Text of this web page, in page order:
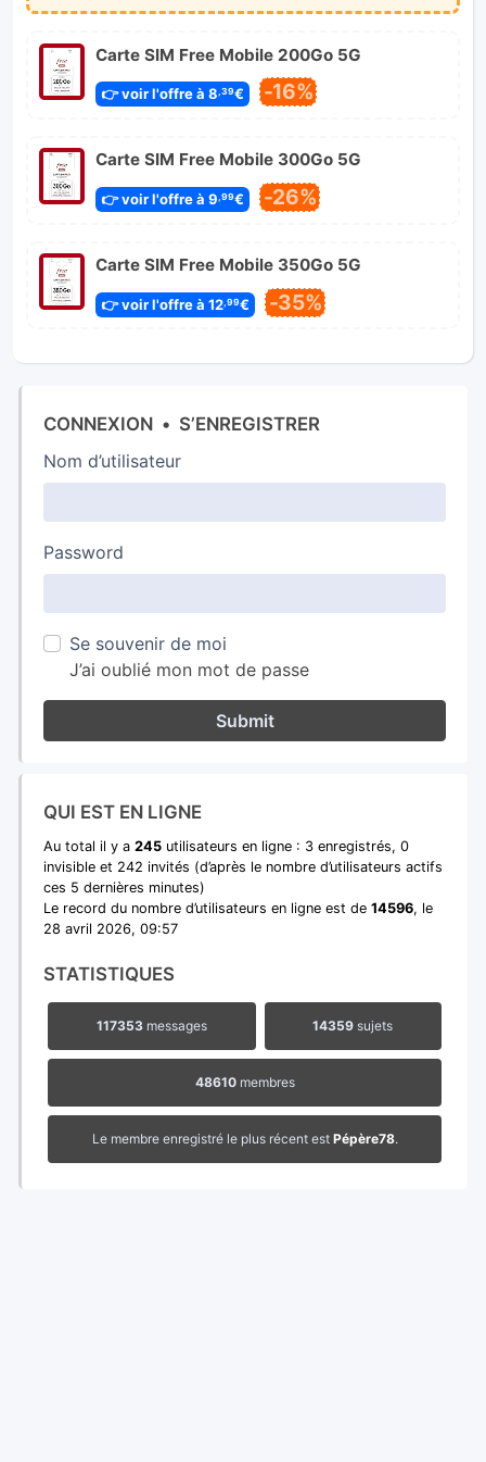
Carte SIM Free Mobile 200Go 5G
👉 voir l'offre à 8,39€ -16%
Carte SIM Free Mobile 300Go 5G
👉 voir l'offre à 9 ,99€ -26%
Carte SIM Free Mobile 350Go 5G
👉 voir l'offre à 12,99€ -35%
CONNEXION • S’ENREGISTRER
Nom d’utilisateur
Password
Se souvenir de moi
J’ai oublié mon mot de passe
Submit
QUI EST EN LIGNE
Au total il y a 245 utilisateurs en ligne : 3 enregistrés, 0
invisible et 242 invités (d’après le nombre d’utilisateurs actifs
ces 5 dernières minutes)
Le record du nombre d’utilisateurs en ligne est de 14596, le
28 avril 2026, 09:57
STATISTIQUES
117353messages 14359 sujets
48610membres
Le membre enregistré le plus récent est Pépère78.